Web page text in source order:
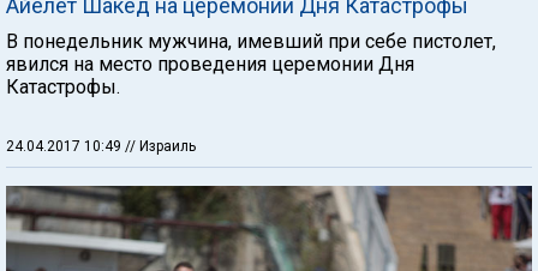
Айелет Шакед на церемонии Дня Катастрофы
В понедельник мужчина, имевший при себе пистолет,
явился на место проведения церемонии Дня
Катастрофы.
24.04.2017 10:49 // Израиль